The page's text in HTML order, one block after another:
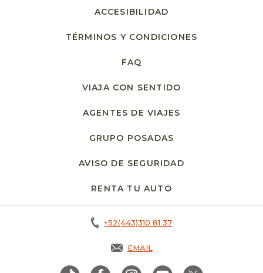
ACCESIBILIDAD
TÉRMINOS Y CONDICIONES
FAQ
VIAJA CON SENTIDO
AGENTES DE VIAJES
GRUPO POSADAS
AVISO DE SEGURIDAD
RENTA TU AUTO
+52(443)310 81 37
EMAIL